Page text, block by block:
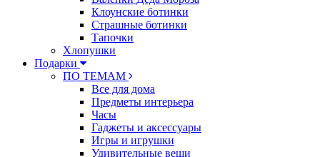
Клоунские ботинки
Страшные ботинки
Тапочки
Хлопушки
Подарки
ПО ТЕМАМ
Все для дома
Предметы интерьера
Часы
Гаджеты и аксессуары
Игры и игрушки
Удивительные вещи